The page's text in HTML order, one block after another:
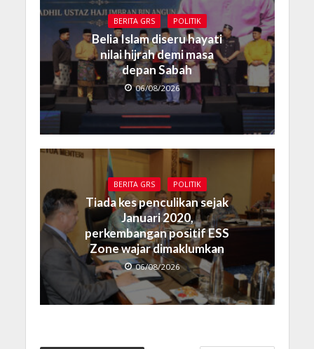
BERITA GRS POLITIK
Belia Islam diseru hayati
nilai hijrah demi masa
depan Sabah
06/08/2026
BERITA GRS POLITIK
Tiada kes penculikan sejak
Januari 2020,
perkembangan positif ESS
Zone wajar dimaklumkan
06/08/2026